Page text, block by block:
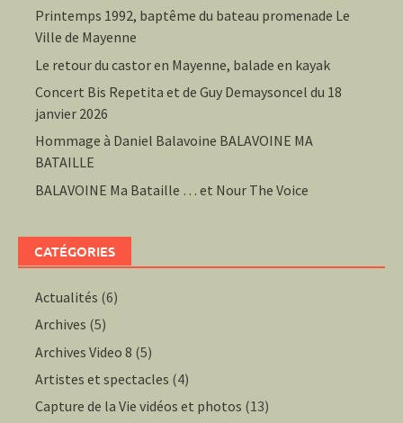
Printemps 1992, baptême du bateau promenade Le
Ville de Mayenne
Le retour du castor en Mayenne, balade en kayak
Concert Bis Repetita et de Guy Demaysoncel du 18
janvier 2026
Hommage à Daniel Balavoine BALAVOINE MA
BATAILLE
BALAVOINE Ma Bataille … et Nour The Voice
CATÉGORIES
Actualités (6)
Archives (5)
Archives Video 8 (5)
Artistes et spectacles (4)
Capture de la Vie vidéos et photos (13)